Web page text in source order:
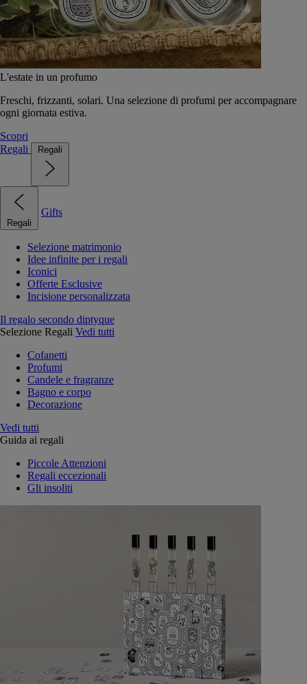
L'estate in un profumo
Freschi, frizzanti, solari. Una selezione di profumi per accompagnare
ogni giornata estiva.
Scopri
Regali
Regali
Regali
Gifts
Selezione matrimonio
Idee infinite per i regali
Iconici
Offerte Esclusive
Incisione personalizzata
Il regalo secondo diptyque
Selezione Regali Vedi tutti
Cofanetti
Profumi
Candele e fragranze
Bagno e corpo
Decorazione
Vedi tutti
Guida ai regali
Piccole Attenzioni
Regali eccezionali
Gli insoliti